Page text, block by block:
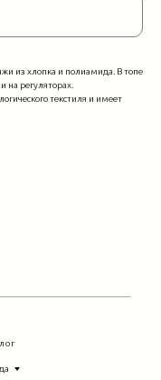
из хлопка и полиамида. В топе
на регуляторах.
текстиля и имеет